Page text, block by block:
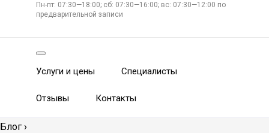
Пн-пт: 07:30—18:00; сб: 07:30—16:00; вс: 07:30—12:00 по
предварительной записи
Услуги и цены Специалисты
Отзывы Контакты
Блог ›